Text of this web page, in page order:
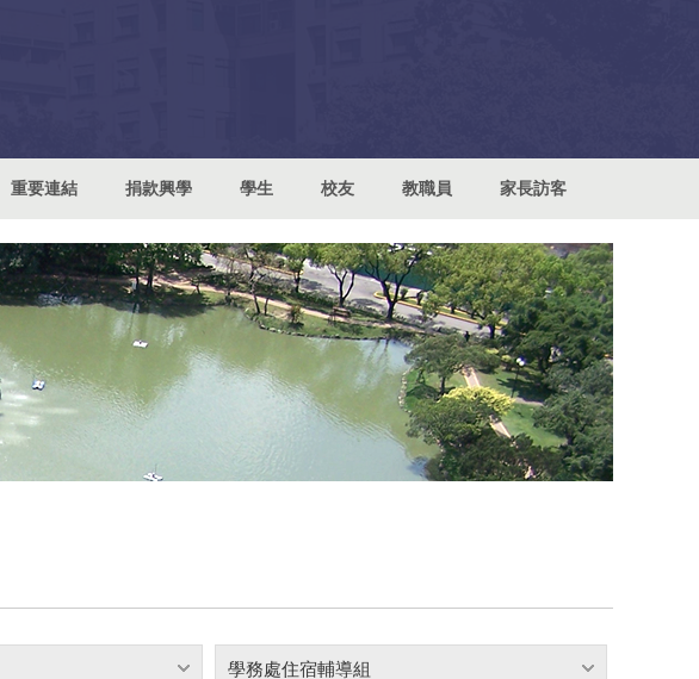
重要連結 捐款興學 學生 校友 教職員 家長訪客
學務處住宿輔導組